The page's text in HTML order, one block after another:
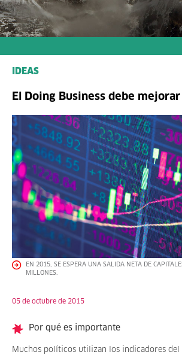
IDEAS
El Doing Business debe mejorar
EN 2015, SE ESPERA UNA SALIDA NETA DE
MILLONES.
05 de octubre de 2015
Por qué es importante
Muchos políticos utilizan los indicadores del